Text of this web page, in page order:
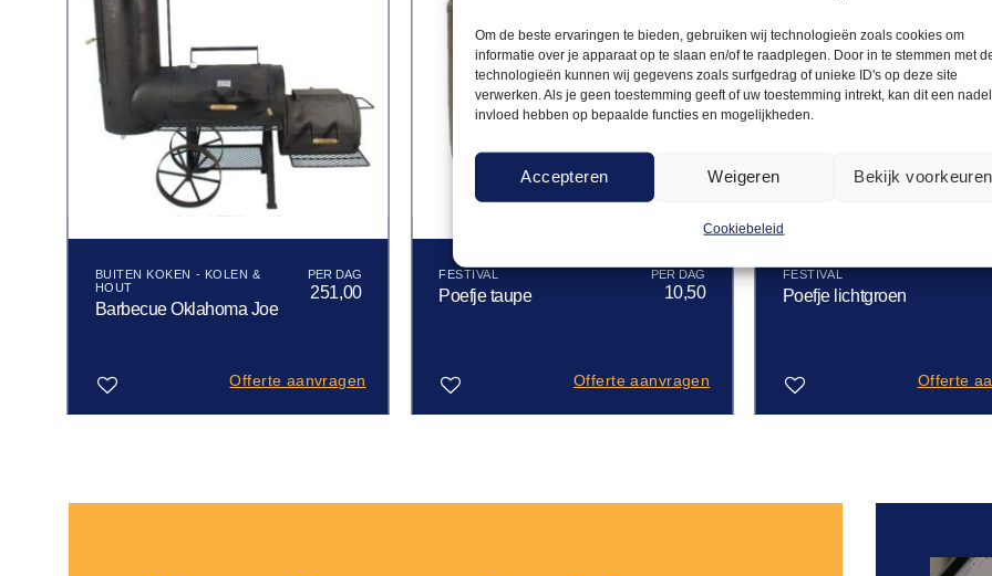
Om de beste ervaringen te bieden, gebruiken wij technologieën zoals cookies om
informatie over je apparaat op te slaan en/of te raadplegen. Door in te stemmen met
technologieën kunnen wij gegevens zoals surfgedrag of unieke ID's op deze site
verwerken. Als je geen toestemming geeft of uw toestemming intrekt, kan dit een
invloed hebben op bepaalde functies en mogelijkheden.
Accepteren Weigeren Bekijk voorkeuren
Cookiebeleid
BUITEN KOKEN - KOLEN &
HOUT
Barbecue Oklahoma Joe
251,00
Offerte aanvragen
FESTIVAL
Poefje taupe 10,50
Offerte aanvragen
FESTIVAL
Poefje lichtgroen
Offerte